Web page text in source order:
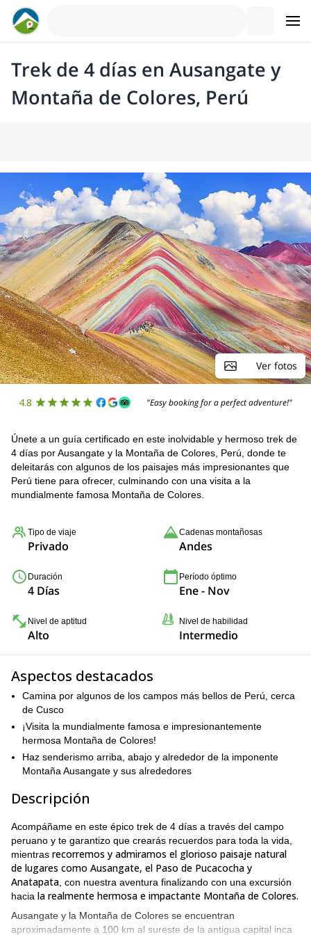
Trek de 4 días en Ausangate y
Montaña de Colores, Perú
Ver fotos
4.8 "Easy booking for a perfect adventure!"
Únete a un guía certificado en este inolvidable y hermoso trek de
4 días por Ausangate y la Montaña de Colores, Perú, donde te
deleitarás con algunos de los paisajes más impresionantes que
Perú tiene para ofrecer, culminando con una visita a la
mundialmente famosa Montaña de Colores.
Tipo de viaje
Privado
Cadenas montañosas
Andes
Duración
4 Días
Período óptimo
Ene - Nov
Nivel de aptitud
Alto
Nivel de habilidad
Intermedio
Aspectos destacados
Camina por algunos de los campos más bellos de Perú, cerca
de Cusco
¡Visita la mundialmente famosa e impresionantemente
hermosa Montaña de Colores!
Haz senderismo arriba, abajo y alrededor de la imponente
Montaña Ausangate y sus alrededores
Descripción
Acompáñame en este épico trek de 4 días a través del campo
peruano y te garantizo que crearás recuerdos para toda la vida,
mientras recorremos y admiramos el glorioso paisaje natural
de lugares como Ausangate, el Paso de Pucacocha y
Anatapata , con nuestra aventura finalizando con una excursión
hacia la realmente hermosa e impactante Montaña de Colores.
Ausangate y la Montaña de Colores se encuentran
aproximadamente a 100 km al sureste de la antigua capital inca